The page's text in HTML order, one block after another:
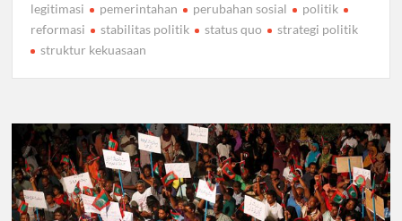
legitimasi
pemerintahan perubahan sosial
politik
reformasi
stabilitas politik status quo
strategi politik
struktur kekuasaan